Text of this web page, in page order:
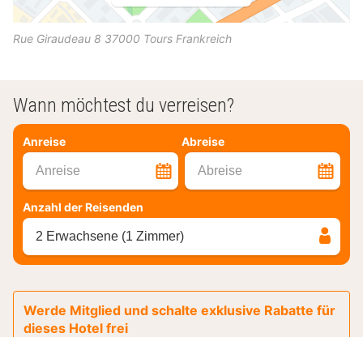
Rue Giraudeau 8 37000 Tours Frankreich
Wann möchtest du verreisen?
Anreise Abreise
Anreise Abreise
Anzahl der Reisenden
2 Erwachsene (1 Zimmer)
Werde Mitglied und schalte exklusive Rabatte für
dieses Hotel frei